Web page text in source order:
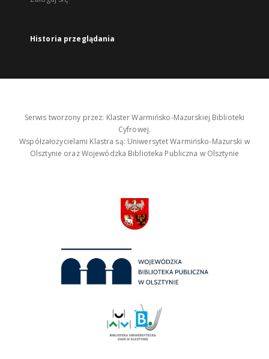
Historia przeglądania
Serwis tworzony przez: Klaster Warmińsko-Mazurskiej Biblioteki
Cyfrowej.
Współzałożycielami Klastra są: Uniwersytet Warmińsko-Mazurski w
Olsztynie oraz Wojewódzka Biblioteka Publiczna w Olsztynie